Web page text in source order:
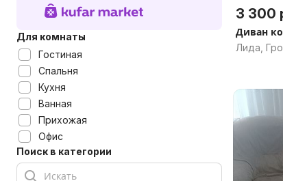
Для комнаты
Гостиная
Спальня
Кухня
Ванная
Прихожая
Офис
Поиск в категории
3 300
Диван
Лида,